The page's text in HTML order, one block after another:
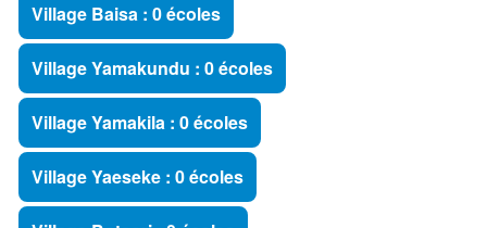
Village Baisa : 0 écoles
Village Yamakundu : 0 écoles
Village Yamakila : 0 écoles
Village Yaeseke : 0 écoles